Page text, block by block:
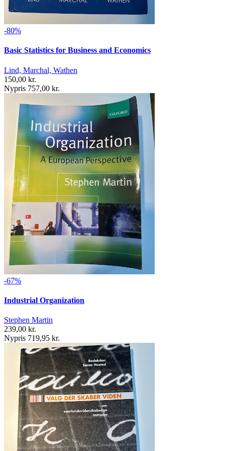
-80%
Basic Statistics for Business and Economics
Lind, Marchal, Wathen
150,00 kr.
Nypris 757,00 kr.
-67%
Industrial Organization
Stephen Martin
239,00 kr.
Nypris 719,95 kr.